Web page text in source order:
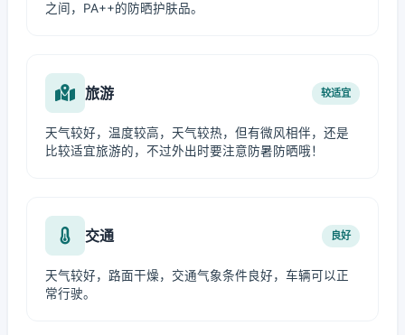
之间，PA++的防晒护肤品。
旅游 较适宜
天气较好，温度较高，天气较热，但有微风相伴，还是
比较适宜旅游的，不过外出时要注意防暑防晒哦！
交通 良好
天气较好，路面干燥，交通气象条件良好，车辆可以正
常行驶。